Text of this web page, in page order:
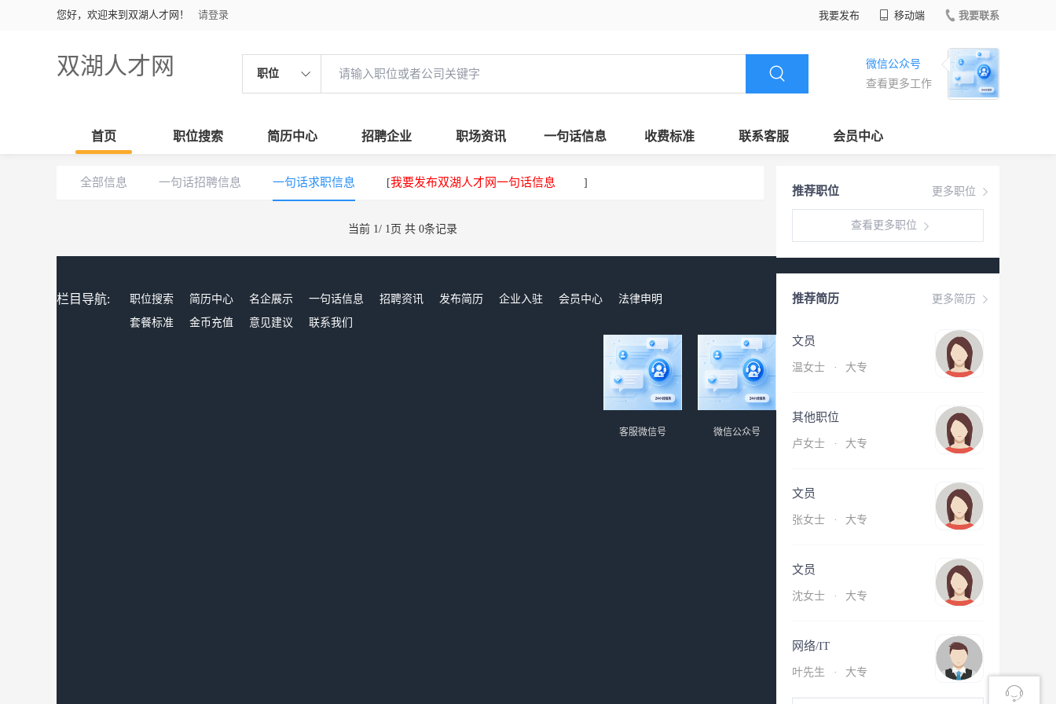
您好，欢迎来到双湖人才网！ 请登录 我要发布 移动端 我要联系
双湖人才网 职位
微信公众号
查看更多工作
首页 职位搜索 简历中心 招聘企业 职场资讯 一句话信息 收费标准 联系客服 会员中心
更多职位
推荐职位
查看更多职位
更多简历
推荐简历
文员
温女士 · 大专
其他职位
卢女士 · 大专
文员
张女士 · 大专
文员
沈女士 · 大专
网络/IT
叶先生 · 大专
全部信息 一句话招聘信息 一句话求职信息 [我要发布双湖人才网一句话信息 ]
当前 1/ 1页 共 0条记录
栏目导航: 职位搜索 简历中心 名企展示 一句话信息 招聘资讯 发布简历 企业入驻 会员中心
法律申明
套餐标准
金币充值 意见建议 联系我们
微信公众号
客服微信号